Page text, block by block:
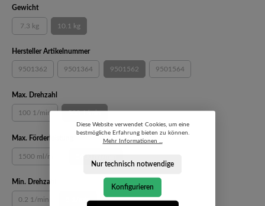
Gewichtauswählen
7.3 kg(Diese Option ist zurzeit nicht verfügbar.)
10.1 kg(Diese Option ist zurzeit nicht verfügbar.)
Hersteller Artikelnummerauswählen
9501362(Diese Option ist zurzeit nicht verfügbar.)
9501364(Diese Option ist zurzeit nicht verfügbar.)
9501562(Diese Option ist zurzeit nicht verfügbar.)
9501564(Diese Option ist zurzeit nicht
Max. Drehzahl
100 1/min(Diese Option ist zurzeit nicht verfügbar.)
500 1/min
Max. Förderleistung auswählen
1500 ml/min(Diese Option ist zurzeit nicht verfügbar.)
(Diese Option ist zurzeit nicht verfügbar.)
Min. Drehzahl
0.2 1/min(Diese Option ist zurzeit nicht verfügbar.)
5 1/min(Diese Option ist zurzeit nicht verfügbar.)
Diese Website verwendet Cookies, um eine
bestmögliche Erfahrung bieten zu können.
Mehr Informationen ...
Nur technisch notwendige
Konfigurieren